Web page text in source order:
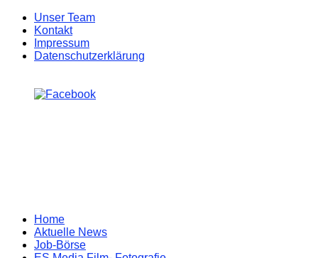
Unser Team
Kontakt
Impressum
Datenschutzerklärung
Zum
Inhalt
springen
Home
Aktuelle News
Job-Börse